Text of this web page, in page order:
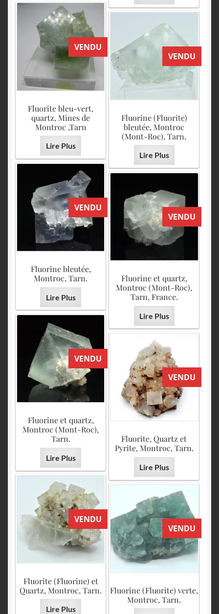
VENDU
Fluorite bleu-vert,
quartz, Mines de
Montroc ,Tarn
Lire Plus
VENDU
Fluorine (Fluorite)
bleutée, Montroc
(Mont-Roc), Tarn.
Lire Plus
VENDU
Fluorine bleutée,
Montroc, Tarn.
Lire Plus
VENDU
Fluorine et quartz,
Montroc (Mont-Roc),
Tarn, France.
Lire Plus
VENDU
Fluorine et quartz,
Montroc (Mont-Roc),
Tarn.
Lire Plus
VENDU
Fluorite, Quartz et
Pyrite, Montroc, Tarn.
Lire Plus
VENDU
Fluorite (Fluorine) et
Quartz, Montroc, Tarn.
Lire Plus
VENDU
Fluorine (Fluorite) verte,
Montroc, Tarn.